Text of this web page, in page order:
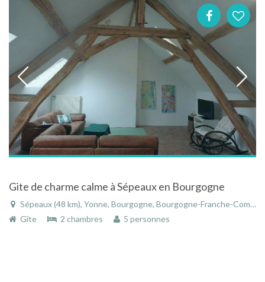
Gite de charme calme à Sépeaux en Bourgogne
Sépeaux (48 km), Yonne, Bourgogne, Bourgogne-Franche-Comté, France
Gîte
2 chambres 5 personnes